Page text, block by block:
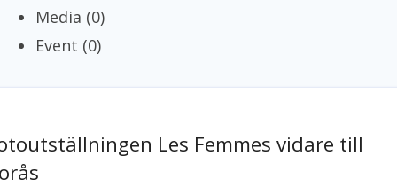
Media (0)
Event (0)
Les Femmes vidare till